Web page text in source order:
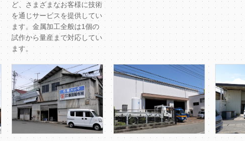
ど、さまざまなお客様に技術
を通じサービスを提供してい
ます。金属加工全般は1個の
試作から量産まで対応してい
ます。